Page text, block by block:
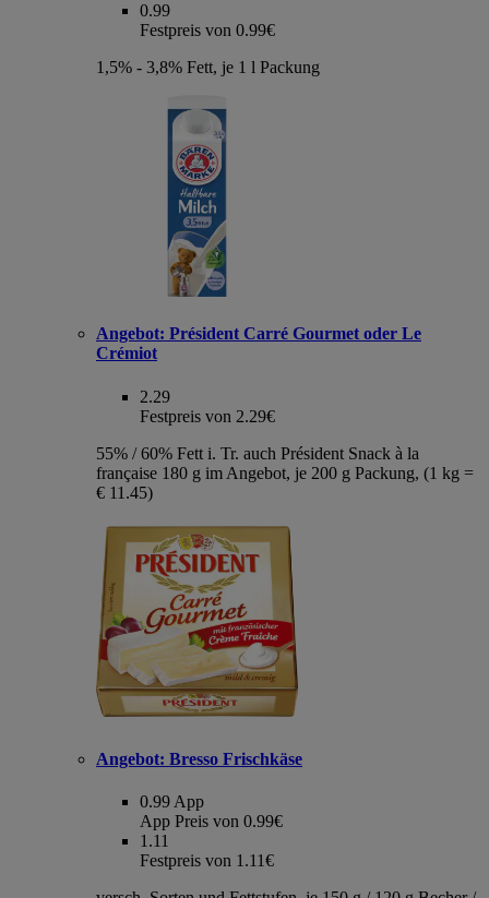
0.99
Festpreis von 0.99€
1,5% - 3,8% Fett, je 1 l Packung
Angebot: Président Carré Gourmet oder Le
Crémiot
2.29
Festpreis von 2.29€
55% / 60% Fett i. Tr. auch Président Snack à la
française 180 g im Angebot, je 200 g Packung, (1 kg =
€ 11.45)
Angebot: Bresso Frischkäse
0.99 App
App Preis von 0.99€
1.11
Festpreis von 1.11€